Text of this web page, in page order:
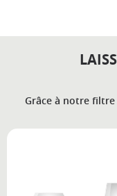
Grâce à notre